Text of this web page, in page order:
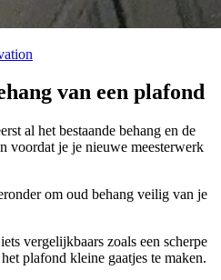
van een plafond
al het bestaande behang en de
voordat je je nieuwe meesterwerk
om oud behang veilig van je
vergelijkbaars zoals een scherpe
plafond kleine gaatjes te maken.